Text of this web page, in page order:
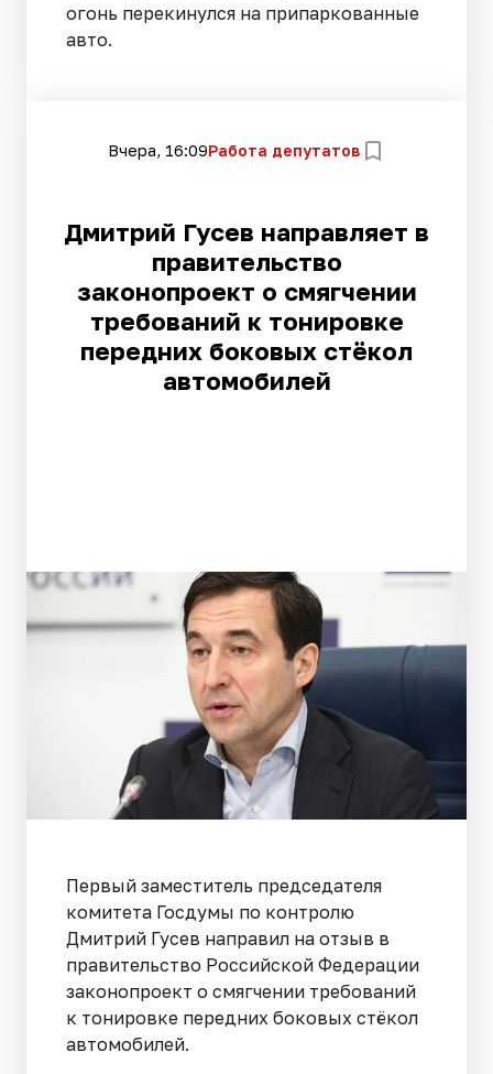
огонь перекинулся на припаркованные
авто.
Вчера, 16:09Работа депутатов
Дмитрий Гусев направляет в
правительство
законопроект о смягчении
требований к тонировке
передних боковых стёкол
автомобилей
Первый заместитель председателя
комитета Госдумы по контролю
Дмитрий Гусев направил на отзыв в
правительство Российской Федерации
законопроект о смягчении требований
к тонировке передних боковых стёкол
автомобилей.